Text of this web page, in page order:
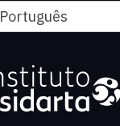
Português